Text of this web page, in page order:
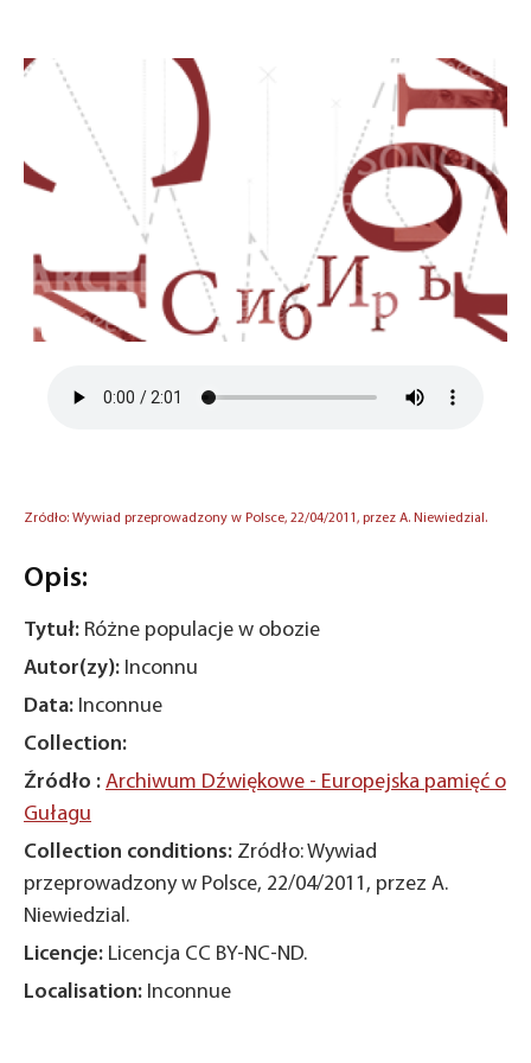
Zródło: Wywiad przeprowadzony w Polsce, 22/04/2011, przez A. Niewiedzial.
Opis:
Tytuł: Różne populacje w obozie
Autor(zy): Inconnu
Data: Inconnue
Collection:
Źródło : Archiwum Dźwiękowe - Europejska pamięć o
Gułagu
Collection conditions: Zródło: Wywiad
przeprowadzony w Polsce, 22/04/2011, przez A.
Niewiedzial.
Licencje: Licencja CC BY-NC-ND.
Localisation: Inconnue